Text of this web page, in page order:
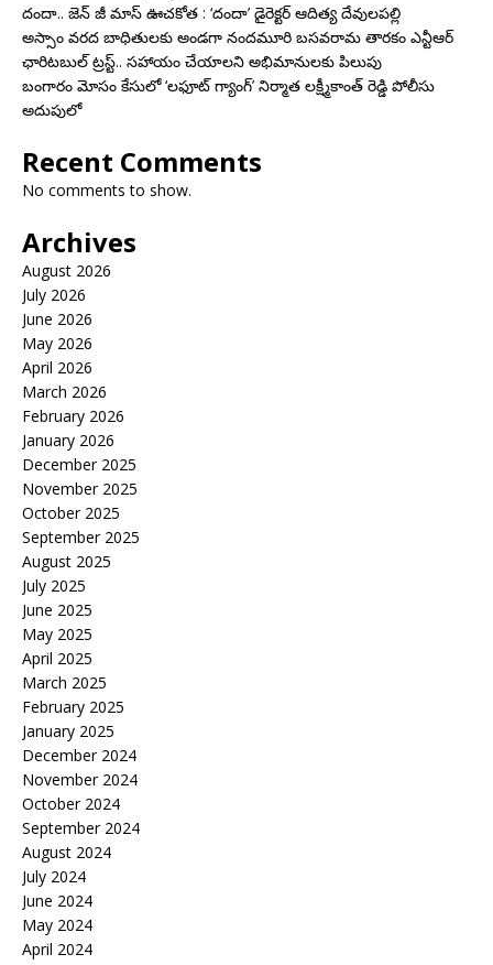
దందా.. జెన్ జీ మాస్ ఊచకోత : ‘దందా’ డైరెక్ట‌ర్ ఆదిత్య దేవులపల్లి
అస్సాం వరద బాధితులకు అండగా నందమూరి బసవరామ తారకం ఎన్టీఆర్
ఛారిటబుల్ ట్రస్ట్.. సహాయం చేయాలని అభిమానులకు పిలుపు
బంగారం మోసం కేసులో ‘లఫూట్ గ్యాంగ్’ నిర్మాత లక్ష్మీకాంత్ రెడ్డి పోలీసు
అదుపులో
Recent Comments
No comments to show.
Archives
August 2026
July 2026
June 2026
May 2026
April 2026
March 2026
February 2026
January 2026
December 2025
November 2025
October 2025
September 2025
August 2025
July 2025
June 2025
May 2025
April 2025
March 2025
February 2025
January 2025
December 2024
November 2024
October 2024
September 2024
August 2024
July 2024
June 2024
May 2024
April 2024